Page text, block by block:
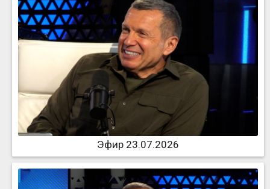
Эфир 23.07.2026